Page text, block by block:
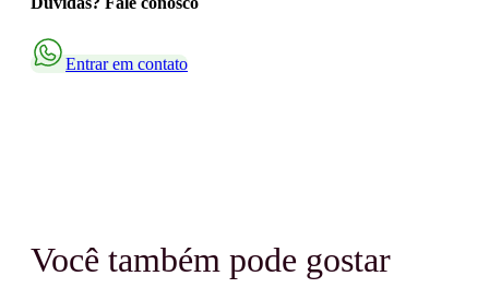
Entrar em contato
Você também pode gostar